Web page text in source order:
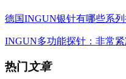
德国INGUN银针有哪些系列
INGUN多功能探针：非常
热门 文章